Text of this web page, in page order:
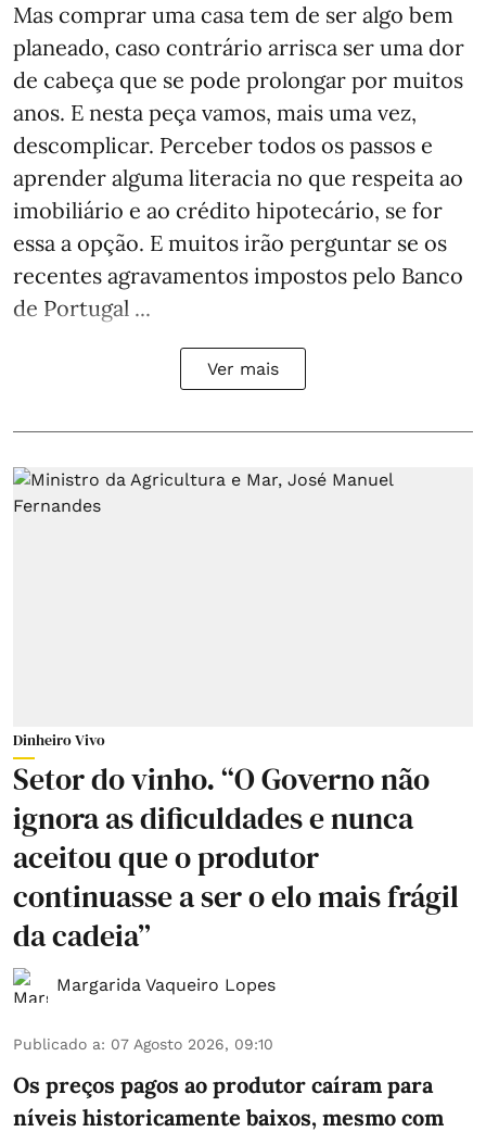
Mas comprar uma casa tem de ser algo bem
planeado, caso contrário arrisca ser uma dor
de cabeça que se pode prolongar por muitos
anos. E nesta peça vamos, mais uma vez,
descomplicar. Perceber todos os passos e
aprender alguma literacia no que respeita ao
imobiliário e ao crédito hipotecário, se for
essa a opção. E muitos irão perguntar se os
recentes agravamentos impostos pelo Banco
de Portugal ...
Ver mais
Dinheiro Vivo
Setor do vinho. “O Governo não
ignora as dificuldades e nunca
aceitou que o produtor
continuasse a ser o elo mais frágil
da cadeia”
Margarida Vaqueiro Lopes
Publicado a: 07 Agosto 2026, 09:10
Os preços pagos ao produtor caíram para
níveis historicamente baixos, mesmo com